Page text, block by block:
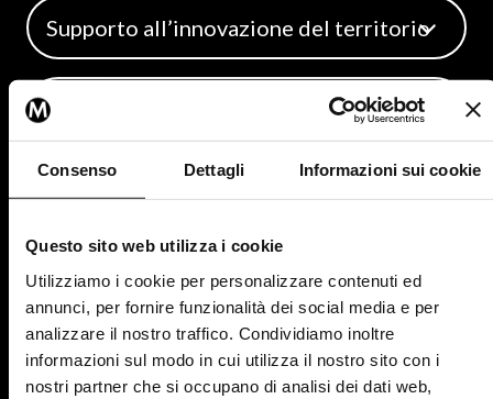
Consenso Dettagli Informazioni sui cookie
Questo sito web utilizza i cookie
Utilizziamo i cookie per personalizzare contenuti ed
annunci, per fornire funzionalità dei social media e per
analizzare il nostro traffico. Condividiamo inoltre
informazioni sul modo in cui utilizza il nostro sito con i
nostri partner che si occupano di analisi dei dati web,
Supporto all’innovazione del territorio
Garantiamo sostegno in favore di enti no profit del
territorio, promuovendo azioni di sensibilizzazione
del contesto sociale e sostenendo la digitalizzazione
di queste realtà.
Sostenibilità
volti a ridurre l’impatto ambientale dell’azienda. Un
esempio? Bottiglie, tazzine e bicchieri di vetro al
non costano nulla ma che hanno un impatto notevole
sul lungo periodo in termini di rispetto ambientale.
Voler essere un'azienda green passa anche da dettagli
come questo.
Le nostre attività benefit
riconosci sui social grazie al
nostro sub brand“Be Active”
a conferma del fatto che
siamo convinti chetutti